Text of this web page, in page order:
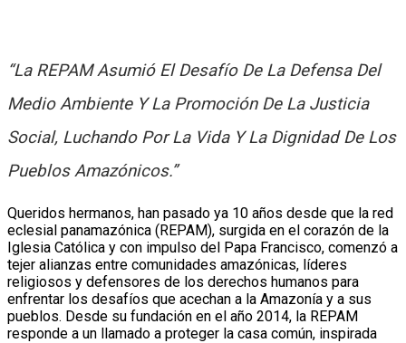
“La REPAM Asumió El Desafío De La Defensa Del
Medio Ambiente Y La Promoción De La Justicia
Social, Luchando Por La Vida Y La Dignidad De Los
Pueblos Amazónicos.”
Queridos hermanos, han pasado ya 10 años desde que la red
eclesial panamazónica (REPAM), surgida en el corazón de la
Iglesia Católica y con impulso del Papa Francisco, comenzó a
tejer alianzas entre comunidades amazónicas, líderes
religiosos y defensores de los derechos humanos para
enfrentar los desafíos que acechan a la Amazonía y a sus
pueblos. Desde su fundación en el año 2014, la REPAM
responde a un llamado a proteger la casa común, inspirada